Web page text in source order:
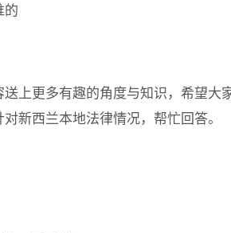
的
上更多有趣的角度与知识，希望大
新西兰本地法律情况，帮忙回答。